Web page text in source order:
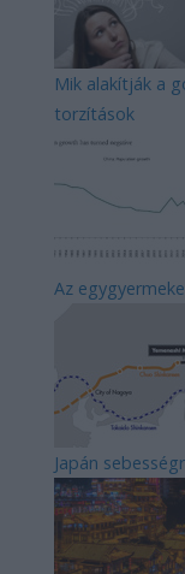
Mik alakítják a
torzítások
Az
Japán